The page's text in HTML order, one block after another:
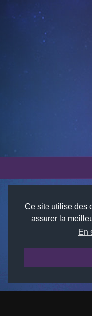
Ce site utilise des
assurer la
En